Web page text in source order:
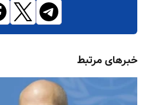
خبرهای مرتبط